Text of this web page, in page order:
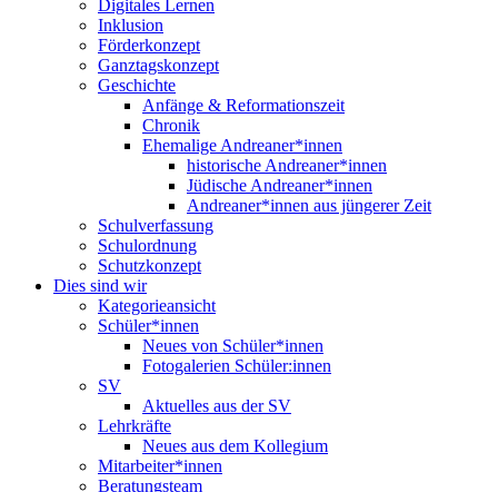
Digitales Lernen
Inklusion
Förderkonzept
Ganztagskonzept
Geschichte
Anfänge & Reformationszeit
Chronik
Ehemalige Andreaner*innen
historische Andreaner*innen
Jüdische Andreaner*innen
Andreaner*innen aus jüngerer Zeit
Schulverfassung
Schulordnung
Schutzkonzept
Dies sind wir
Kategorieansicht
Schüler*innen
Neues von Schüler*innen
Fotogalerien Schüler:innen
SV
Aktuelles aus der SV
Lehrkräfte
Neues aus dem Kollegium
Mitarbeiter*innen
Beratungsteam